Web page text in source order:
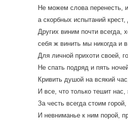
Не можем слова перенесть,
а скорбных испытаний
Других виним почти всегда,
себя ж винить мы никогда и
Для личной прихоти своей,
Не спать подряд и пять
Кривить душой на всякий
И все, что только тешит нас,
За честь всегда стоим
И невниманье к ним порой,